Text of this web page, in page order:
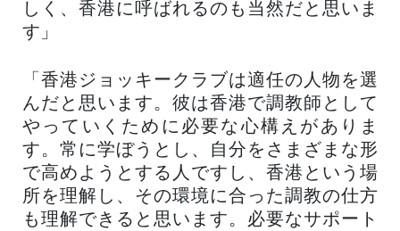
しく、香港に呼ばれるのも当然だと思いま
す」
「香港ジョッキークラブは適任の人物を選
んだと思います。彼は香港で調教師として
やっていくために必要な心構えがありま
す。常に学ぼうとし、自分をさまざまな形
で高めようとする人ですし、香港という場
所を理解し、その環境に合った調教の仕方
も理解できると思います。必要なサポート